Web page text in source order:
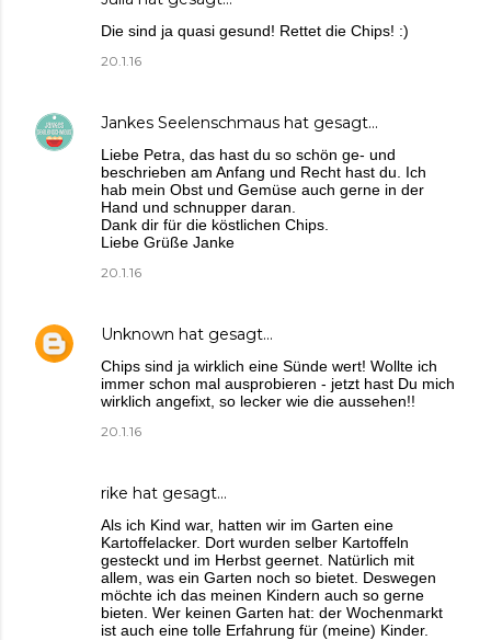
Die sind ja quasi gesund! Rettet die Chips! :)
20.1.16
Jankes Seelenschmaus hat gesagt…
Liebe Petra, das hast du so schön ge- und
beschrieben am Anfang und Recht hast du. Ich
hab mein Obst und Gemüse auch gerne in der
Hand und schnupper daran.
Dank dir für die köstlichen Chips.
Liebe Grüße Janke
20.1.16
Unknown hat gesagt…
Chips sind ja wirklich eine Sünde wert! Wollte ich
immer schon mal ausprobieren - jetzt hast Du mich
wirklich angefixt, so lecker wie die aussehen!!
20.1.16
rike hat gesagt…
Als ich Kind war, hatten wir im Garten eine
Kartoffelacker. Dort wurden selber Kartoffeln
gesteckt und im Herbst geernet. Natürlich mit
allem, was ein Garten noch so bietet. Deswegen
möchte ich das meinen Kindern auch so gerne
bieten. Wer keinen Garten hat: der Wochenmarkt
ist auch eine tolle Erfahrung für (meine) Kinder.